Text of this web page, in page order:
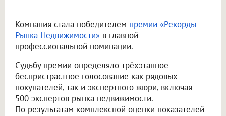
Компания стала победителем премии «Рекорды
Рынка Недвижимости» в главной
профессиональной номинации.
Судьбу премии определяло трёхэтапное
беспристрастное голосование как рядовых
покупателей, так и экспертного жюри, включая
500 экспертов рынка недвижимости.
По результатам комплексной оценки показателей